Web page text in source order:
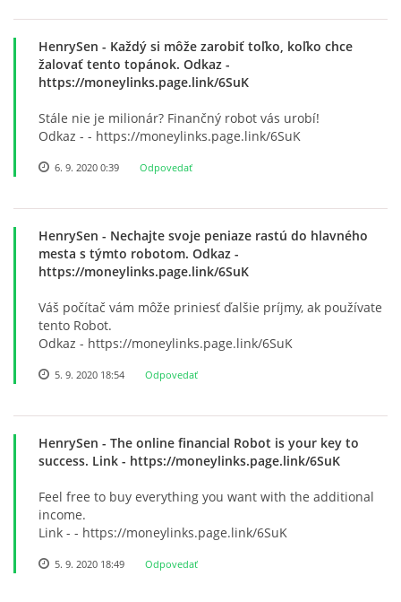
ZÁPISNICE
© 2026 eStránky.sk
HenrySen - Každý si môže zarobiť toľko, koľko chce
žalovať tento topánok. Odkaz -
https://moneylinks.page.link/6SuK
Stále nie je milionár? Finančný robot vás urobí!
Odkaz - - https://moneylinks.page.link/6SuK
6. 9. 2020 0:39 Odpovedať
HenrySen - Nechajte svoje peniaze rastú do hlavného
mesta s týmto robotom. Odkaz -
https://moneylinks.page.link/6SuK
Váš počítač vám môže priniesť ďalšie príjmy, ak používate
tento Robot.
Odkaz - https://moneylinks.page.link/6SuK
5. 9. 2020 18:54 Odpovedať
HenrySen - The online financial Robot is your key to
success. Link - https://moneylinks.page.link/6SuK
Feel free to buy everything you want with the additional
income.
Link - - https://moneylinks.page.link/6SuK
5. 9. 2020 18:49 Odpovedať